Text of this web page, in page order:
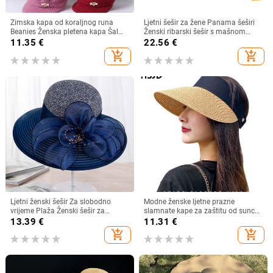
Zimska kapa od koraljnog runa
Beanies Ženska pletena kapa Šal
Održava toplinu Vunena pletena
kapa Kapa sa šiltom Dvoslojne
zaštitne kape
11.35 €
add_shopping_cart
Ljetni šešir za žene Panama šeširi
Ženski ribarski šešir s mašnom
Trend ženski šeširi s kantom
Suncobran Prozračne kape za
sunce za žene
22.56 €
add_shopping_cart
Ljetni ženski šešir Za slobodno
vrijeme Plaža Ženski šešir za
sunčanje Elegantni šešir širokog
oboda Svileni šešir s kantom s
cvijetom Ležerna kapa Ženska
13.39 €
add_shopping_cart
Modne ženske ljetne prazne
slamnate kape za zaštitu od sunca
s velikim obodom, podesivi ženski
sportove na plaži
11.31 €
add_shopping_cart